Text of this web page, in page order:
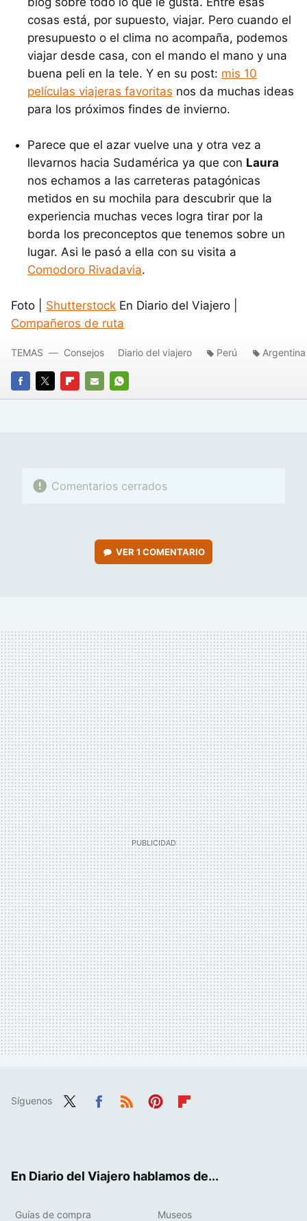
cosas está, por supuesto, viajar. Pero cuando el
presupuesto o el clima no acompaña, podemos
viajar desde casa, con el mando el mano y una
buena peli en la tele. Y en su post: mis 10
películas viajeras favoritas nos da muchas ideas
para los próximos findes de invierno.
Parece que el azar vuelve una y otra vez a
llevarnos hacia Sudamérica ya que con Laura
nos echamos a las carreteras patagónicas
metidos en su mochila para descubrir que la
experiencia muchas veces logra tirar por la
borda los preconceptos que tenemos sobre un
lugar. Asi le pasó a ella con su visita a
Comodoro Rivadavia.
Foto | Shutterstock En Diario del Viajero |
Compañeros de ruta
FACEBOOK
TWITTERFLIPBOARD
E-
WHATSAPP
TEMAS Consejos Diario del viajero Perú Argentina
Comentarios cerrados
VER 1 COMENTARIO
Síguenos
En Diario del Viajero hablamos de...
Guías de compra Museos